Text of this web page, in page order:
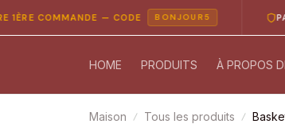
— CODE BONJOUR5
HOME PRODUITS À PROPOS
Maison Tous les produits